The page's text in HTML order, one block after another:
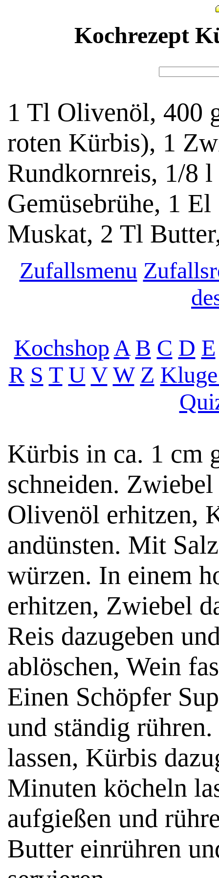
Kochrezept
1 Tl Olivenöl, 400
roten Kürbis), 1
Rundkornreis, 1/8
Gemüsebrühe, 1
Muskat, 2 Tl
Zufallsmenu
KochshopA B C D E
R S T U V W Z
Kürbis in ca. 1 cm
schneiden.
Olivenöl erhitzen,
andünsten. Mit
würzen. In einem
erhitzen, Zwiebel
Reis dazugeben
ablöschen, Wein
Einen Schöpfer
und ständig
lassen, Kürbis
Minuten köcheln
aufgießen und
Butter einrühren